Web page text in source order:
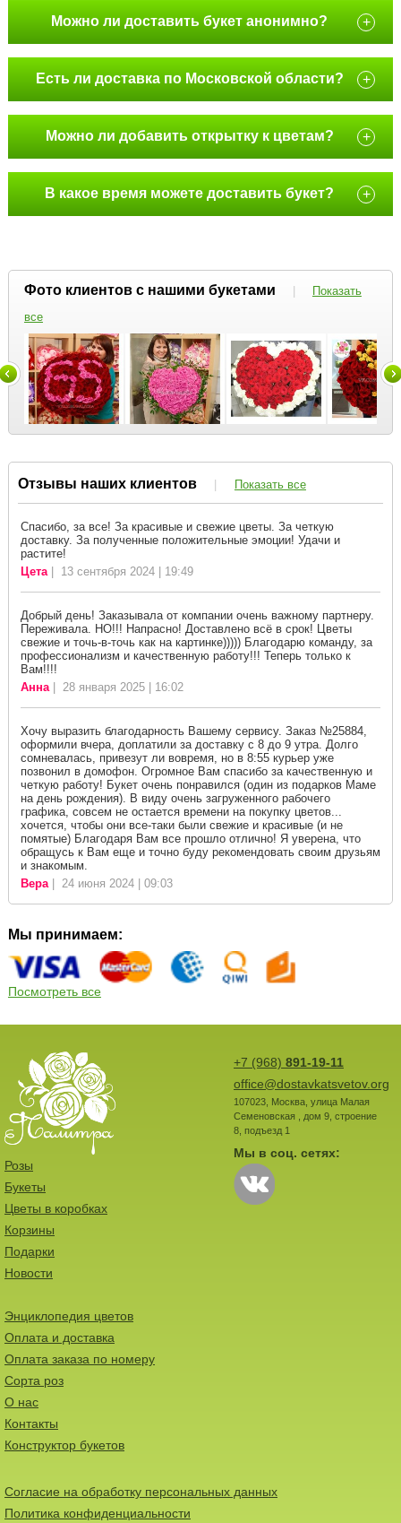
Можно ли доставить букет анонимно? +
Есть ли доставка по Московской области? +
Можно ли добавить открытку к цветам? +
В какое время можете доставить букет? +
Фото клиентов с нашими букетами |
Показать
все
Отзывы наших клиентов | Показать все
Спасибо, за все! За красивые и свежие цветы. За четкую
доставку. За полученные положительные эмоции! Удачи и
растите!
Цета| 13 сентября 2024 | 19:49
Добрый день! Заказывала от компании очень важному партнеру.
Переживала. НО!!! Напрасно! Доставлено всё в срок! Цветы
свежие и точь-в-точь как на картинке))))) Благодарю команду, за
профессионализм и качественную работу!!! Теперь только к
Вам!!!!
Анна| 28 января 2025 | 16:02
Хочу выразить благодарность Вашему сервису. Заказ №25884,
оформили вчера, доплатили за доставку с 8 до 9 утра. Долго
сомневалась, привезут ли вовремя, но в 8:55 курьер уже
позвонил в домофон. Огромное Вам спасибо за качественную и
четкую работу! Букет очень понравился (один из подарков Маме
на день рождения). В виду очень загруженного рабочего
графика, совсем не остается времени на покупку цветов...
хочется, чтобы они все-таки были свежие и красивые (и не
помятые) Благодаря Вам все прошло отлично! Я уверена, что
обращусь к Вам еще и точно буду рекомендовать своим друзьям
и знакомым.
Вера| 24 июня 2024 | 09:03
Мы принимаем:
Посмотреть все
+7 (968) 891-19-11
office@dostavkatsvetov.org
107023, Москва, улица Малая
Семеновская , дом 9, строение
8, подъезд 1
Мы в соц. сетях:
Розы
Букеты
Цветы в коробках
Корзины
Подарки
Новости
Энциклопедия цветов
Оплата и доставка
Оплата заказа по номеру
Сорта роз
О нас
Контакты
Конструктор букетов
Согласие на обработку персональных данных
Политика конфиденциальности